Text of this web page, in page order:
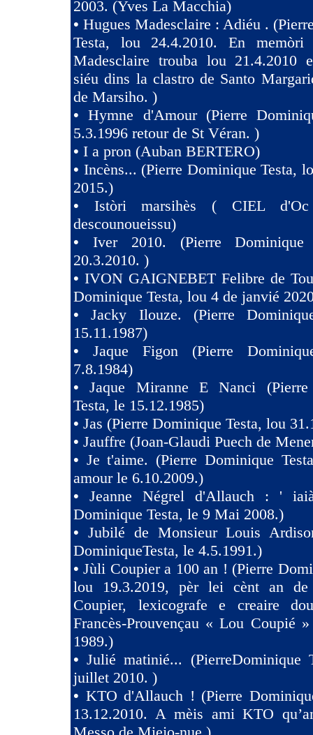
2003. (Yves La Macchia)
• Hugues Madesclaire : Adiéu .
Testa, lou 24.4.2010. En memòri
Madesclaire trouba lou 21.4.2010
siéu dins la clastro de Santo
de Marsiho. )
•Hymne d'Amour (Pierre
5.3.1996 retour de St Véran. )
• I a pron (Auban BERTERO)
• Incèns... (Pierre Dominique Testa,
2015.)
• Istòri marsihès ( CIEL
descounoueissu)
• Iver 2010. (Pierre
20.3.2010. )
• IVON GAIGNEBET Felibre de
Dominique Testa, lou 4 de janvié
•Jacky Ilouze. (Pierre
15.11.1987)
• Jaque Figon (Pierre
7.8.1984)
•Jaque Miranne E Nanci (Pierre
Testa, le 15.12.1985)
• Jas (Pierre Dominique Testa, lou
• Jauffre (Joan-Glaudi Puech de
• Je t'aime. (Pierre Dominique
amour le 6.10.2009.)
• Jeanne Négrel d'Allauch : '
Dominique Testa, le 9 Mai 2008.)
• Jubilé de Monsieur Louis
DominiqueTesta, le 4.5.1991.)
•Jùli Coupier a 100 an ! (Pierre
lou 19.3.2019, pèr lei cènt an de
Coupier, lexicografe e creaire
Francès-Prouvençau « Lou Coupié
1989.)
•Julié matinié... (PierreDominique
juillet 2010. )
• KTO d'Allauch ! (Pierre
13.12.2010. A mèis ami KTO